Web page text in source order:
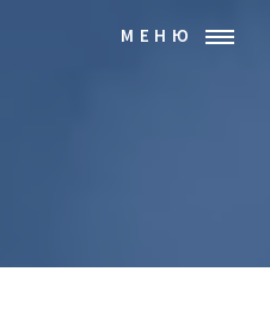
МЕНЮ